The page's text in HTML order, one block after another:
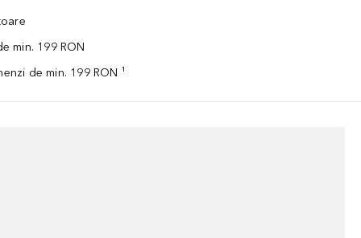
min. 199 RON
de min. 199 RON ¹